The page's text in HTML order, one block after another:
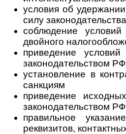
условия об
силу
соблюдение
двойного
приведение
законодательством РФ
установление в
санкциям
приведение
законодательством РФ
правильное
реквизитов,